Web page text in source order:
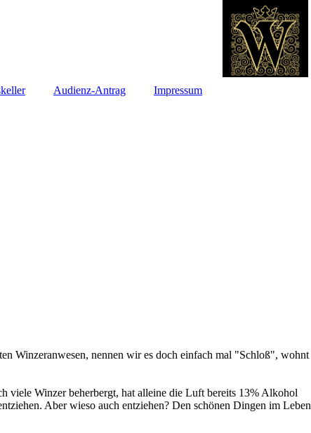
Audienz-Antrag Impressum
Winzeranwesen, nennen wir es doch einfach mal "Schloß", wohnt
viele Winzer beherbergt, hat alleine die Luft bereits 13% Alkohol
Aber wieso auch entziehen? Den schönen Dingen im Leben